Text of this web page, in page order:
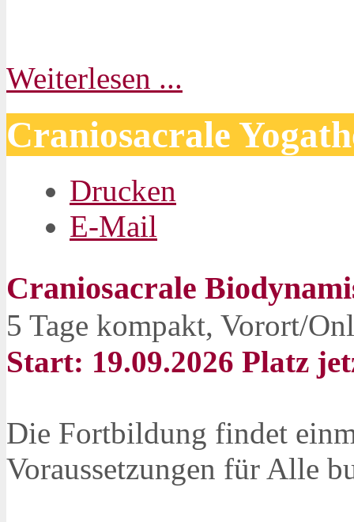
Weiterlesen ...
Craniosacrale
Drucken
E-Mail
Craniosacrale
5 Tage kompakt, Vorort/
Start: 19.09.2026 Platz
Die Fortbildung findet
Voraussetzungen für Alle